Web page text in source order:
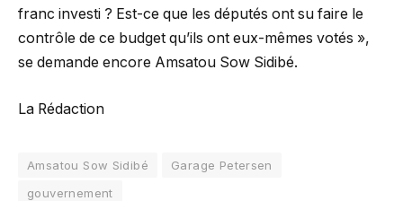
franc investi ? Est-ce que les députés ont su faire le
contrôle de ce budget qu’ils ont eux-mêmes votés »,
se demande encore Amsatou Sow Sidibé.
La Rédaction
Amsatou Sow Sidibé
Garage Petersen
gouvernement